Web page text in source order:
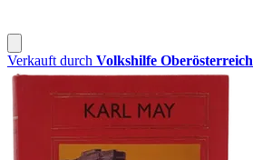
Verkauft durch Volkshilfe Oberösterreich